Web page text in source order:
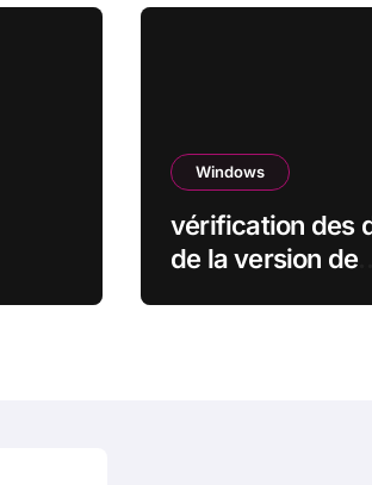
Windows
vérification des
de la version de